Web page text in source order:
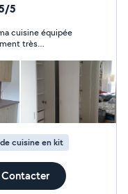
: machine à
-Montage
-Installation cuisine
consultation
sérieux
5
cuisine équipée
très
en raison de
judicieux conseils
était trop grand
je le remercie
rien à dire sur la
et je
travaux.
cuisine en kit
Contacter